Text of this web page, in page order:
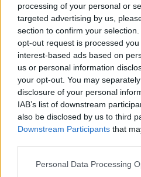
processing of your personal or
targeted advertising by us,
section to confirm your
opt-out request is processed
interest-based ads based on
us or personal information
your opt-out. You may
disclosure of your personal
IAB’s list of downstream
also be disclosed by us to third
Downstream Participants that
Please note that this website/
Personal Data Processing
szerethető hangzású TWS
nagyon jónak tekinthető
szolgáltatásokkal. A
lila) elérhető FreeBuds 6i
meg.
HUAWEI
Ár: 39 990 Ft
A FreeBuds 6i a cég